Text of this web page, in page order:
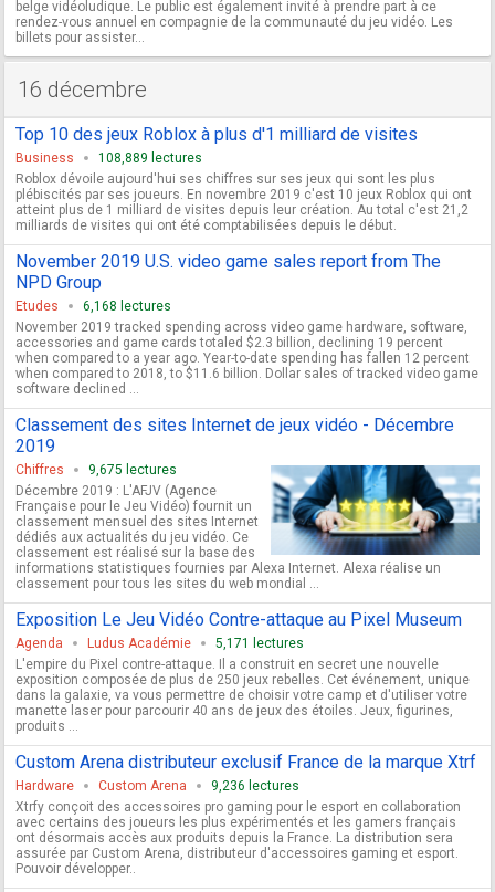
belge vidéoludique. Le public est également invité à prendre part à ce
rendez-vous annuel en compagnie de la communauté du jeu vidéo. Les
billets pour assister...
16 décembre
Top 10 des jeux Roblox à plus d'1 milliard de visites
Business
108,889 lectures
Roblox dévoile aujourd'hui ses chiffres sur ses jeux qui sont les plus
plébiscités par ses joueurs. En novembre 2019 c'est 10 jeux Roblox qui ont
atteint plus de 1 milliard de visites depuis leur création. Au total c'est 21,2
milliards de visites qui ont été comptabilisées depuis le début.
November 2019 U.S. video game sales report from The
NPD Group
Etudes
6,168 lectures
November 2019 tracked spending across video game hardware, software,
accessories and game cards totaled $2.3 billion, declining 19 percent
when compared to a year ago. Year-to-date spending has fallen 12 percent
when compared to 2018, to $11.6 billion. Dollar sales of tracked video game
software declined ...
Classement des sites Internet de jeux vidéo - Décembre
2019
Chiffres
9,675 lectures
Décembre 2019 : L'AFJV (Agence
Française pour le Jeu Vidéo) fournit un
classement mensuel des sites Internet
dédiés aux actualités du jeu vidéo. Ce
classement est réalisé sur la base des
informations statistiques fournies par Alexa Internet. Alexa réalise un
classement pour tous les sites du web mondial ...
Exposition Le Jeu Vidéo Contre-attaque au Pixel Museum
Agenda Ludus Académie
5,171 lectures
L'empire du Pixel contre-attaque. Il a construit en secret une nouvelle
exposition composée de plus de 250 jeux rebelles. Cet événement, unique
dans la galaxie, va vous permettre de choisir votre camp et d'utiliser votre
manette laser pour parcourir 40 ans de jeux des étoiles. Jeux, figurines,
produits ...
Custom Arena distributeur exclusif France de la marque Xtrf
Hardware Custom Arena
9,236 lectures
Xtrfy conçoit des accessoires pro gaming pour le esport en collaboration
avec certains des joueurs les plus expérimentés et les gamers français
ont désormais accès aux produits depuis la France. La distribution sera
assurée par Custom Arena, distributeur d'accessoires gaming et esport.
Pouvoir développer..